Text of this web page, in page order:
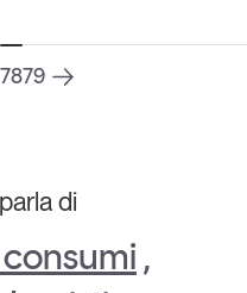
e le sfide del largo
e
7879
di
,